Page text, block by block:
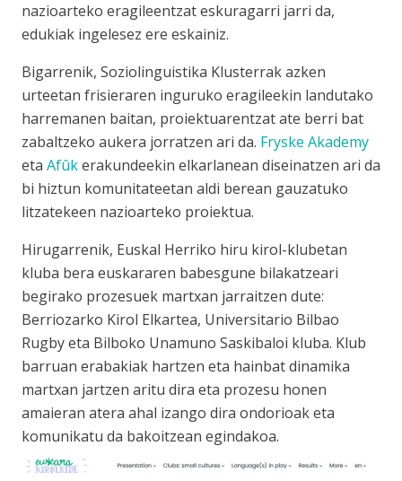
nazioarteko eragileentzat eskuragarri jarri da,
edukiak ingelesez ere eskainiz.
Bigarrenik, Soziolinguistika Klusterrak azken
urteetan frisieraren inguruko eragileekin landutako
harremanen baitan, proiektuarentzat ate berri bat
zabaltzeko aukera jorratzen ari da. Fryske Akademy
eta Afûkerakundeekin elkarlanean diseinatzen ari da
bi hiztun komunitateetan aldi berean gauzatuko
litzatekeen nazioarteko proiektua.
Hirugarrenik, Euskal Herriko hiru kirol-klubetan
kluba bera euskararen babesgune bilakatzeari
begirako prozesuek martxan jarraitzen dute:
Berriozarko Kirol Elkartea, Universitario Bilbao
Rugby eta Bilboko Unamuno Saskibaloi kluba. Klub
barruan erabakiak hartzen eta hainbat dinamika
martxan jartzen aritu dira eta prozesu honen
amaieran atera ahal izango dira ondorioak eta
komunikatu da bakoitzean egindakoa.